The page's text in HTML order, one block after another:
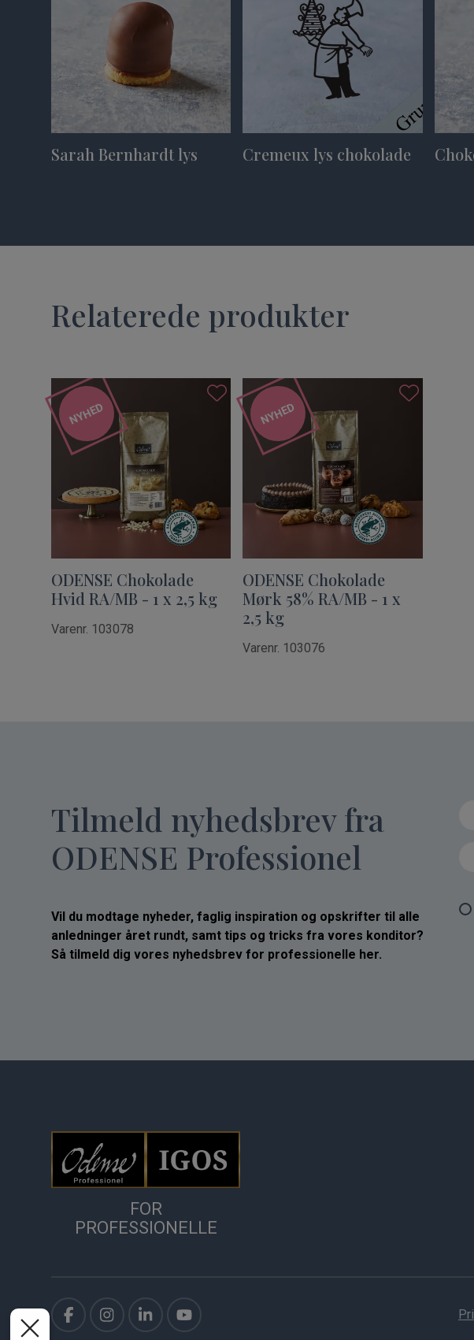
Sarah Bernhardt lys Cremeux lys chokolade
Relaterede produkter
NYHED
ODENSE Chokolade
Hvid RA/MB - 1 x 2,5 kg
Varenr. 103078
NYHED
ODENSE Chokolade
Mørk 58% RA/MB - 1 x
2,5 kg
Varenr. 103076
Tilmeld nyhedsbrev fra
ODENSE Professionel
Vil du modtage nyheder, faglig inspiration og opskrifter til alle
anledninger året rundt, samt tips og tricks fra vores konditor?
Så tilmeld dig vores nyhedsbrev for professionelle her.
FOR
PROFESSIONELLE